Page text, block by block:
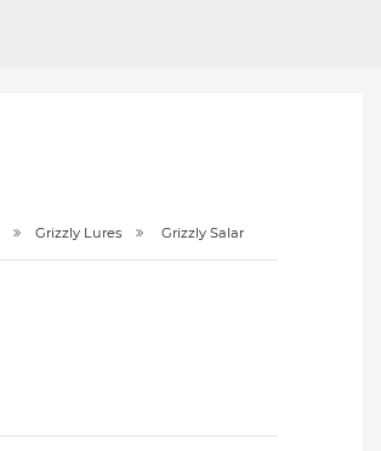
Grizzly Lures Grizzly Salar